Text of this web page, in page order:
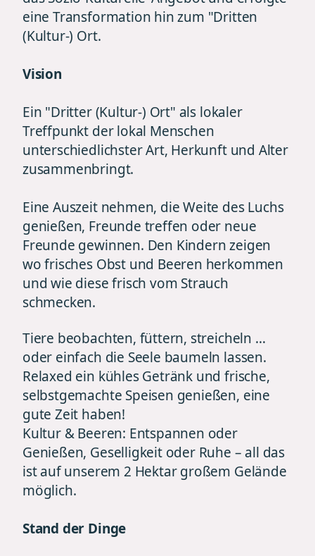
eine Transformation hin zum "Dritten
(Kultur-) Ort.
Vision
Ein "Dritter (Kultur-) Ort" als lokaler
Treffpunkt der lokal Menschen
unterschiedlichster Art, Herkunft und Alter
zusammenbringt.
Eine Auszeit nehmen, die Weite des Luchs
genießen, Freunde treffen oder neue
Freunde gewinnen. Den Kindern zeigen
wo frisches Obst und Beeren herkommen
und wie diese frisch vom Strauch
schmecken.
Tiere beobachten, füttern, streicheln …
oder einfach die Seele baumeln lassen.
Relaxed ein kühles Getränk und frische,
selbstgemachte Speisen genießen, eine
gute Zeit haben!
Kultur & Beeren: Entspannen oder
Genießen, Geselligkeit oder Ruhe – all das
ist auf unserem 2 Hektar großem Gelände
möglich.
Stand der Dinge